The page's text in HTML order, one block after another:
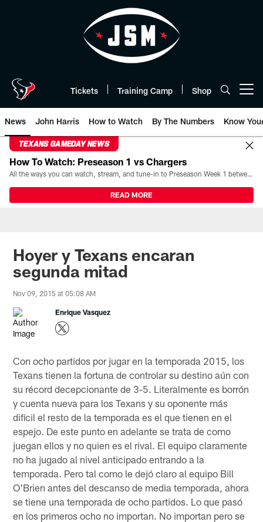
Tickets Training Camp Shop
News John Harris How to Watch By The Numbers Know
TEXANS GAMEDAY NEWS
How To Watch: Preseason 1 vs Chargers
All the ways you can watch, stream, and tune-in to Preseason Week 1 between the Texans and the Los Angeles Chargers at Reliant Stadium on August 13.
READ MORE
Hoyer y Texans encaran
segunda mitad
Nov 09, 2015 at 05:08 AM
Enrique Vasquez
Con ocho partidos por jugar en la temporada 2015, los
Texans tienen la fortuna de controlar su destino aún con
su récord decepcionante de 3-5. Literalmente es borrón
y cuenta nueva para los Texans y su oponente más
difícil el resto de la temporada es el que tienen en el
espejo. De este punto en adelante se trata de como
juegan ellos y no quien es el rival. El equipo claramente
no ha jugado al nivel anticipado entrando a la
temporada. Pero tal como le dejó claro al equipo Bill
O'Brien antes del descanso de media temporada, ahora
se tiene una temporada de ocho partidos. Lo que pasó
en los primeros ocho no importan. No importan pero se